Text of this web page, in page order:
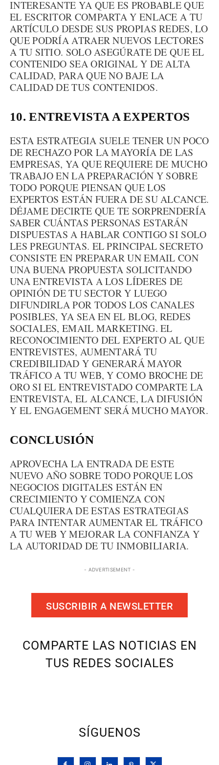
INTERESANTE YA QUE ES PROBABLE QUE
EL ESCRITOR COMPARTA Y ENLACE A TU
ARTÍCULO DESDE SUS PROPIAS REDES, LO
QUE PODRÍA ATRAER NUEVOS LECTORES
A TU SITIO. SOLO ASEGÚRATE DE QUE EL
CONTENIDO SEA ORIGINAL Y DE ALTA
CALIDAD, PARA QUE NO BAJE LA
CALIDAD DE TUS CONTENIDOS.
10. ENTREVISTA A EXPERTOS
ESTA ESTRATEGIA SUELE TENER UN POCO
DE RECHAZO POR LA MAYORÍA DE LAS
EMPRESAS, YA QUE REQUIERE DE MUCHO
TRABAJO EN LA PREPARACIÓN Y SOBRE
TODO PORQUE PIENSAN QUE LOS
EXPERTOS ESTÁN FUERA DE SU ALCANCE.
DÉJAME DECIRTE QUE TE SORPRENDERÍA
SABER CUÁNTAS PERSONAS ESTARÁN
DISPUESTAS A HABLAR CONTIGO SI SOLO
LES PREGUNTAS. EL PRINCIPAL SECRETO
CONSISTE EN PREPARAR UN EMAIL CON
UNA BUENA PROPUESTA SOLICITANDO
UNA ENTREVISTA A LOS LÍDERES DE
OPINIÓN DE TU SECTOR Y LUEGO
DIFUNDIRLA POR TODOS LOS CANALES
POSIBLES, YA SEA EN EL BLOG, REDES
SOCIALES, EMAIL MARKETING. EL
RECONOCIMIENTO DEL EXPERTO AL QUE
ENTREVISTES, AUMENTARÁ TU
CREDIBILIDAD Y GENERARÁ MAYOR
TRÁFICO A TU WEB, Y COMO BROCHE DE
ORO SI EL ENTREVISTADO COMPARTE LA
ENTREVISTA, EL ALCANCE, LA DIFUSIÓN
Y EL ENGAGEMENT SERÁ MUCHO MAYOR.
CONCLUSIÓN
APROVECHA LA ENTRADA DE ESTE
NUEVO AÑO SOBRE TODO PORQUE LOS
NEGOCIOS DIGITALES ESTÁN EN
CRECIMIENTO Y COMIENZA CON
CUALQUIERA DE ESTAS ESTRATEGIAS
PARA INTENTAR AUMENTAR EL TRÁFICO
A TU WEB Y MEJORAR LA CONFIANZA Y
LA AUTORIDAD DE TU INMOBILIARIA.
- ADVERTISEMENT -
SUSCRIBIR A NEWSLETTER
COMPARTE LAS NOTICIAS EN
TUS REDES SOCIALES
SÍGUENOS